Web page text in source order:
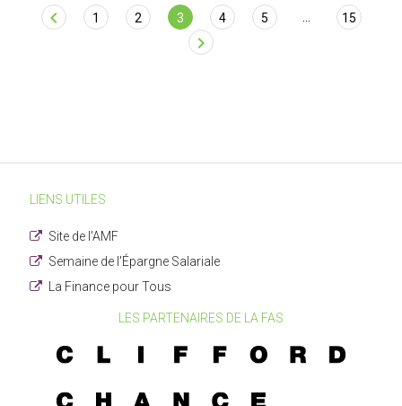
Page
chevron_left 1 2 3 4 5 15
chevron_right
LIENS UTILES
Site de l'AMF
Semaine de l'Épargne Salariale
La Finance pour Tous
LES PARTENAIRES DE LA FAS